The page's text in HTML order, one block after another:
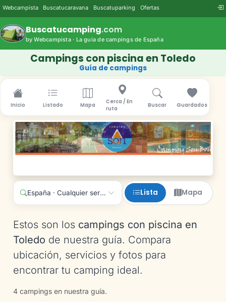
Webcampista Buscatucaravana Buscatuparking Ofertas
Buscatucamping.com
by Webcampista · La guía de campings de España
Campings con piscina en Toledo
Guía de campings
Inicio Listado Mapa
Cerca / En
ruta
Buscar Guardados
España · Cualquier servicio Lista Mapa
Estos son los campings con piscina en
Toledo de nuestra guía. Compara
ubicación, servicios y fotos para
encontrar tu camping ideal.
4 campings en nuestra guía.